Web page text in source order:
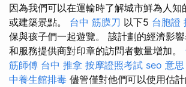
因為我們可以在運輸時了解城市鮮為人知
或建築景點。 台中 筋膜刀 以下5 台胞證
保與孩子們一起遊覽。 該計劃的經濟影
和服務提供商對印章的訪問者數量增加。
筋師傅 台中 推拿 按摩證照考試 seo 意思
中養生館排毒 儘管僅對他們可以使用估